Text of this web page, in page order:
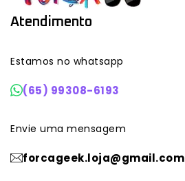
Atendimento
Estamos no whatsapp
(65) 99308-6193
Envie uma mensagem
forcageek.loja@gmail.com